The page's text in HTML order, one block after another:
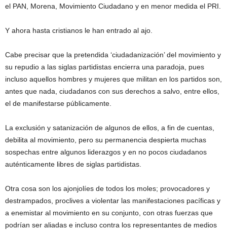
el PAN, Morena, Movimiento Ciudadano y en menor medida el PRI.
Y ahora hasta cristianos le han entrado al ajo.
Cabe precisar que la pretendida ‘ciudadanización’ del movimiento y
su repudio a las siglas partidistas encierra una paradoja, pues
incluso aquellos hombres y mujeres que militan en los partidos son,
antes que nada, ciudadanos con sus derechos a salvo, entre ellos,
el de manifestarse públicamente.
La exclusión y satanización de algunos de ellos, a fin de cuentas,
debilita al movimiento, pero su permanencia despierta muchas
sospechas entre algunos liderazgos y en no pocos ciudadanos
auténticamente libres de siglas partidistas.
Otra cosa son los ajonjolíes de todos los moles; provocadores y
destrampados, proclives a violentar las manifestaciones pacíficas y
a enemistar al movimiento en su conjunto, con otras fuerzas que
podrían ser aliadas e incluso contra los representantes de medios